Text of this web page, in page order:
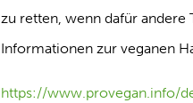
zu retten, wenn dafür andere
Informationen zur veganen
https://www.provegan.info/